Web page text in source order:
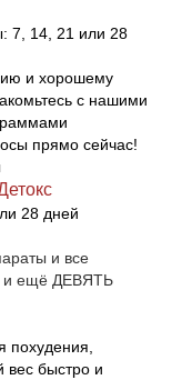
7, 14, 21 или 28
и хорошему
с нашими
прямо сейчас!
28 дней
и все
и ещё ДЕВЯТЬ
похудения,
вес быстро и